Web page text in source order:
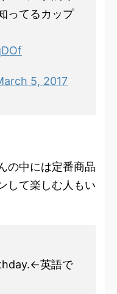
ってるカップ
5, 2017
の中には定番商品
して楽しむ人もい
英語で